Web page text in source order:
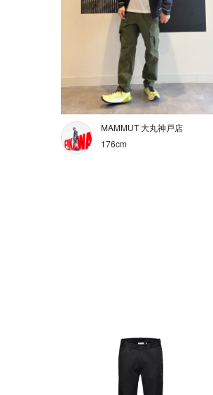
MAMMUT 大丸神戸店
176cm